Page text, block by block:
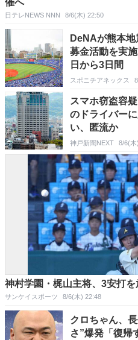
日テレNEWS NNN 8/6(木) 22:50
DeNAが熊本
募金活動を実
日から3日間
スポニチアネックス
スマホ窃盗容
のドライバー
い、匿流か
神戸新聞NEXT 8/6(
神村学園・梶山主将、3安打
サンケイスポーツ 8/6(木) 22:48
クロちゃん、
さ”爆発「復帰